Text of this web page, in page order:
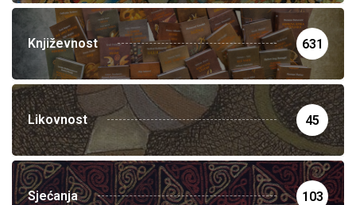
Književnost 631
Likovnost 45
Sjećanja 103